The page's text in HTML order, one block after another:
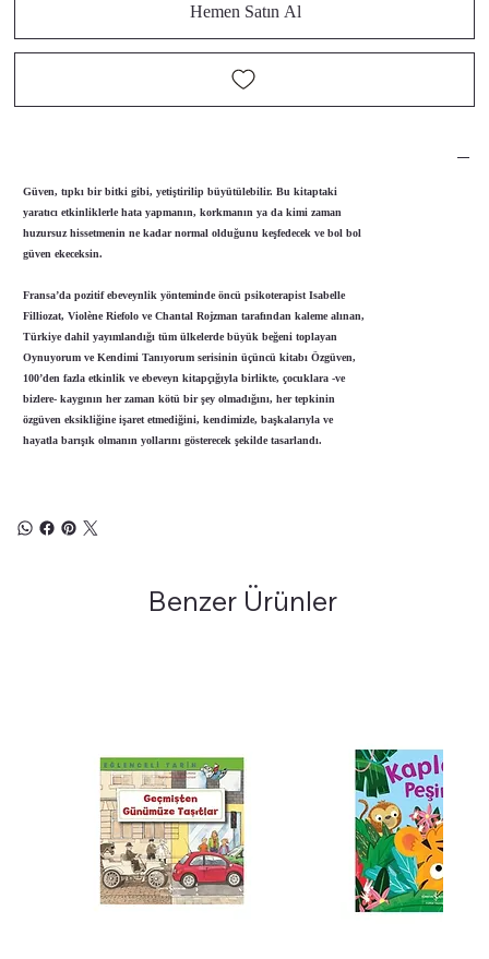
Hemen Satın Al
Güven, tıpkı bir bitki gibi, yetiştirilip büyütülebilir. Bu kitaptaki
yaratıcı etkinliklerle hata yapmanın, korkmanın ya da kimi zaman
huzursuz hissetmenin ne kadar normal olduğunu keşfedecek ve bol bol
güven ekeceksin.
Fransa’da pozitif ebeveynlik yönteminde öncü psikoterapist Isabelle
Filliozat, Violène Riefolo ve Chantal Rojzman tarafından kaleme alınan,
Türkiye dahil yayımlandığı tüm ülkelerde büyük beğeni toplayan
Oynuyorum ve Kendimi Tanıyorum serisinin üçüncü kitabıÖzgüven,
100’den fazla etkinlik ve ebeveyn kitapçığıyla birlikte, çocuklara -ve
bizlere- kaygının her zaman kötü bir şey olmadığını, her tepkinin
özgüven eksikliğine işaret etmediğini, kendimizle, başkalarıyla ve
hayatla barışık olmanın yollarını gösterecek şekilde tasarlandı.
Benzer Ürünler